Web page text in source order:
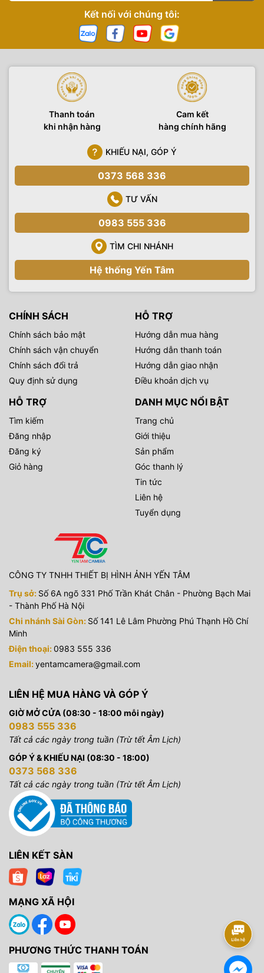
Kết nối với chúng tôi:
Thanh toán
khi nhận hàng
Cam kết
hàng chính hãng
KHIẾU NẠI, GÓP Ý
0373 568 336
TƯ VẤN
0983 555 336
TÌM CHI NHÁNH
Hệ thống Yến Tâm
CHÍNH SÁCH
Chính sách bảo mật
Chính sách vận chuyển
Chính sách đổi trả
Quy định sử dụng
HỖ TRỢ
Hướng dẫn mua hàng
Hướng dẫn thanh toán
Hướng dẫn giao nhận
Điều khoản dịch vụ
HỖ TRỢ
Tìm kiếm
Đăng nhập
Đăng ký
Giỏ hàng
DANH MỤC NỔI BẬT
Trang chủ
Giới thiệu
Sản phẩm
Góc thanh lý
Tin tức
Liên hệ
Tuyển dụng
CÔNG TY TNHH THIẾT BỊ HÌNH ẢNH YẾN TÂM
Trụ sở: Số 6A ngõ 331 Phố Trần Khát Chân - Phường Bạch Mai
- Thành Phố Hà Nội
Chi nhánh Sài Gòn: Số 141 Lê Lâm Phường Phú Thạnh Hồ Chí
Minh
Điện thoại:0983 555 336
Email:yentamcamera@gmail.com
LIÊN HỆ MUA HÀNG VÀ GÓP Ý
GIỜ MỞ CỬA (08:30 - 18:00 mỗi ngày)
0983 555 336
Tất cả các ngày trong tuần (Trừ tết Âm Lịch)
GÓP Ý & KHIẾU NẠI (08:30 - 18:00)
0373 568 336
Tất cả các ngày trong tuần (Trừ tết Âm Lịch)
LIÊN KẾT SÀN
MẠNG XÃ HỘI
PHƯƠNG THỨC THANH TOÁN